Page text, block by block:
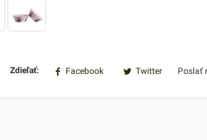
Zdieľať: Facebook Twitter Poslať